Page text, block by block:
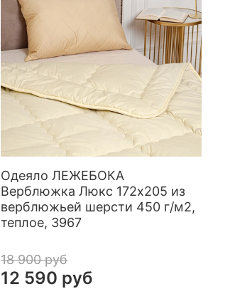
Одеяло ЛЕЖЕБОКА
Верблюжка Люкс 172х205 из
верблюжьей шерсти 450 г/м2,
теплое, 3967
18 900 руб
12 590 руб